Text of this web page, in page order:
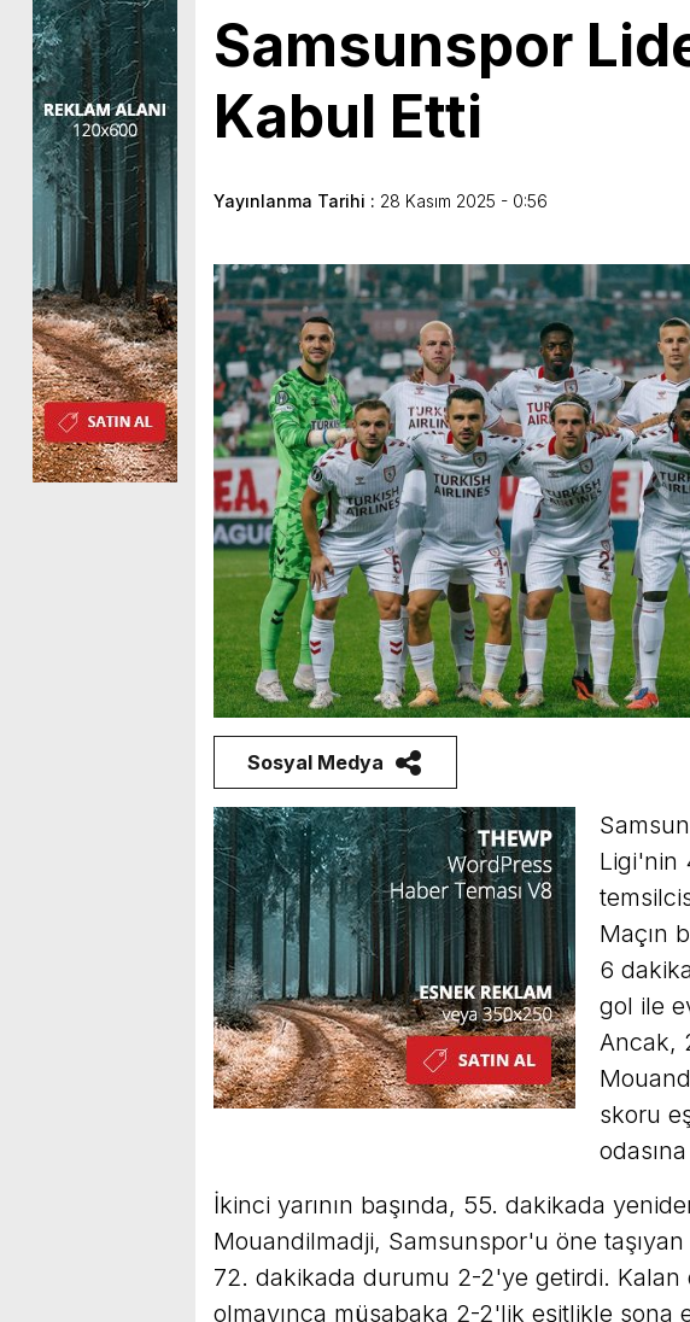
Samsunspor
Kabul Etti
Yayınlanma Tarihi : 28 Kasım 2025 - 0:56
Sosyal Medya
Ligi'nin
Maçın
6
gol ile
Ancak,
skoru
İkinci yarının başında, 55. dakikada
Mouandilmadji, Samsunspor'u öne
72. dakikada durumu 2-2'ye getirdi. Kalan
olmayınca müsabaka 2-2'lik eşitlikle sona